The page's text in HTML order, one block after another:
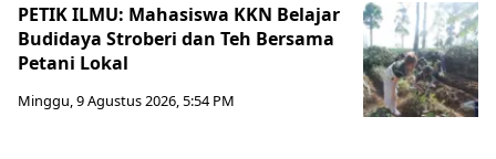
PETIK ILMU: Mahasiswa KKN Belajar
Budidaya Stroberi dan Teh Bersama
Petani Lokal
Minggu, 9 Agustus 2026, 5:54 PM